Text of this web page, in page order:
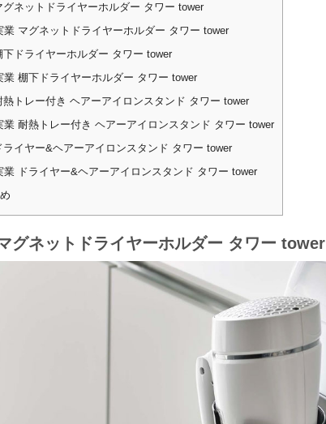
ネットドライヤーホルダー タワー tower
マグネットドライヤーホルダー タワー tower
ドライヤーホルダー タワー tower
棚下ドライヤーホルダー タワー tower
トレー付き ヘアーアイロンスタンド タワー tower
耐熱トレー付き ヘアーアイロンスタンド タワー tower
イヤー&ヘアーアイロンスタンド タワー tower
ドライヤー&ヘアーアイロンスタンド タワー tower
グネットドライヤーホルダー タワー tower